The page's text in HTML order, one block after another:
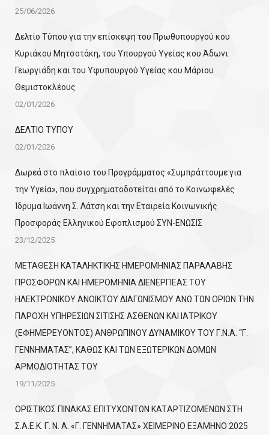
25/06/2026
Δελτίο Τύπου για την επίσκεψη του Πρωθυπουργού κου
Κυριάκου Μητσοτάκη, του Υπουργού Υγείας κου Άδωνι
Γεωργιάδη και του Υφυπουργού Υγείας κου Μάριου
Θεμιστοκλέους
02/01/2026
ΔΕΛΤΙΟ ΤΥΠΟΥ
02/01/2026
Δωρεά στο πλαίσιο του Προγράμματος «Συμπράττουμε για
την Υγεία», που συγχρηματοδοτείται από το Κοινωφελές
Ίδρυμα Ιωάννη Σ. Λάτση και την Εταιρεία Κοινωνικής
Προσφοράς Ελληνικού Εφοπλισμού ΣΥΝ-ΕΝΩΣΙΣ
23/12/2025
ΜΕΤΑΘΕΣΗ ΚΑΤΑΛΗΚΤΙΚΗΣ ΗΜΕΡΟΜΗΝΙΑΣ ΠΑΡΑΛΑΒΗΣ
ΠΡΟΣΦΟΡΩΝ ΚΑΙ ΗΜΕΡΟΜΗΝΙΑ ΔΙΕΝΕΡΓΙΕΑΣ ΤΟΥ
ΗΛΕΚΤΡΟΝΙΚΟΥ ΑΝΟΙΚΤΟΥ ΔΙΑΓΩΝΙΣΜΟΥ ΑΝΩ ΤΩΝ ΟΡΙΩΝ ΤΗΝ
ΠΑΡΟΧΗ ΥΠΗΡΕΣΙΩΝ ΣΙΤΙΣΗΣ ΑΣΘΕΝΩΝ ΚΑΙ ΙΑΤΡΙΚΟΥ
(ΕΦΗΜΕΡΕΥΟΝΤΟΣ) ΑΝΘΡΩΠΙΝΟΥ ΔΥΝΑΜΙΚΟΥ ΤΟΥ Γ.Ν.Α. “Γ.
ΓΕΝΝΗΜΑΤΑΣ”, ΚΑΘΩΣ ΚΑΙ ΤΩΝ ΕΞΩΤΕΡΙΚΩΝ ΔΟΜΩΝ
ΑΡΜΟΔΙΟΤΗΤΑΣ ΤΟΥ
19/11/2025
ΟΡΙΣΤΙΚΟΣ ΠΙΝΑΚΑΣ ΕΠΙΤΥΧΟΝΤΩΝ KATΑΡΤΙΖΟΜΕΝΩΝ ΣΤΗ
Σ.Α.Ε.Κ. Γ. Ν. Α. «Γ. ΓΕΝΝΗΜΑΤΑΣ» ΧΕΙΜΕΡΙΝΟ ΕΞΑΜΗΝΟ 2025